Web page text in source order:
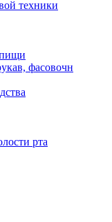
техники
фасовочн
рта